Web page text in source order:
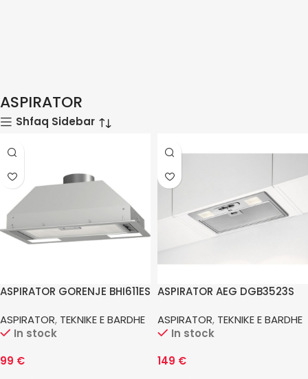
ASPIRATOR
Shfaq Sidebar
ASPIRATOR GORENJE BHI611ES
ASPIRATOR, TEKNIKE E BARDHE
In stock
99 €
ASPIRATOR AEG DGB3523S
ASPIRATOR, TEKNIKE E BARDHE
In stock
149 €